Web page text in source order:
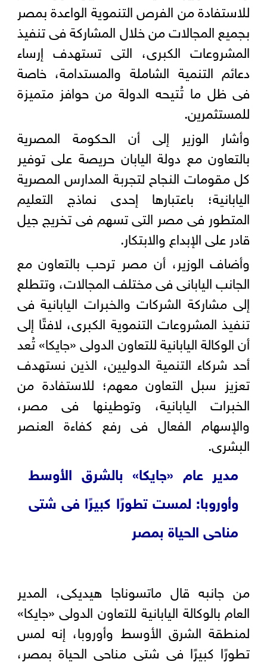
للاستفادة من الفرص التنموية الواعدة بمصر
بجميع المجالات من خلال المشاركة فى تنفيذ
المشروعات الكبرى، التى تستهدف إرساء
دعائم التنمية الشاملة والمستدامة، خاصة
فى ظل ما تُتيحه الدولة من حوافز متميزة
للمستثمرين.
وأشار الوزير إلى أن الحكومة المصرية
بالتعاون مع دولة اليابان حريصة على توفير
كل مقومات النجاح لتجربة المدارس المصرية
اليابانية؛ باعتبارها إحدى نماذج التعليم
المتطور فى مصر التى تسهم فى تخريج جيل
قادر على الإبداع والابتكار.
وأضاف الوزير، أن مصر ترحب بالتعاون مع
الجانب اليابانى فى مختلف المجالات، وتتطلع
إلى مشاركة الشركات والخبرات اليابانية فى
تنفيذ المشروعات التنموية الكبرى، لافتًا إلى
أن الوكالة اليابانية للتعاون الدولى «جايكا» تُعد
أحد شركاء التنمية الدوليين، الذين نستهدف
تعزيز سبل التعاون معهم؛ للاستفادة من
الخبرات اليابانية، وتوطينها فى مصر،
والإسهام الفعال فى رفع كفاءة العنصر
البشرى.
مدير عام «جايكا» بالشرق الأوسط
وأوروبا: لمست تطورًا كبيرًا فى شتى
مناحى الحياة بمصر
من جانبه قال ماتسوناجا هيديكى، المدير
العام بالوكالة اليابانية للتعاون الدولى «جايكا»
لمنطقة الشرق الأوسط وأوروبا، إنه لمس
تطورًا كبيرًا فى شتى مناحى الحياة بمصر،